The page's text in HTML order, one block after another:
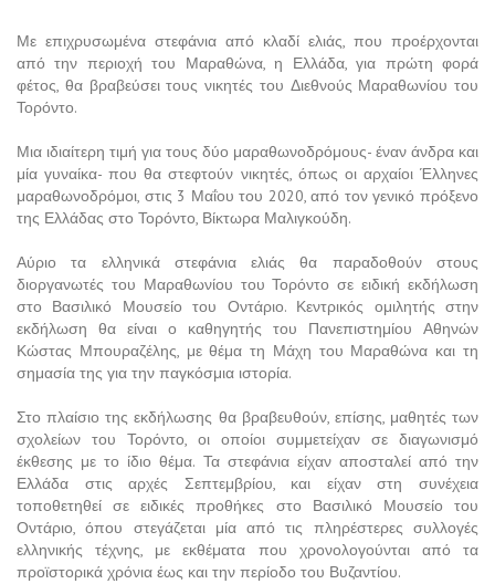
Με επιχρυσωμένα στεφάνια από κλαδί ελιάς, που προέρχονται
από την περιοχή του Μαραθώνα, η Ελλάδα, για πρώτη φορά
φέτος, θα βραβεύσει τους νικητές του Διεθνούς Μαραθωνίου του
Τορόντο.
Μια ιδιαίτερη τιμή για τους δύο μαραθωνοδρόμους- έναν άνδρα και
μία γυναίκα- που θα στεφτούν νικητές, όπως οι αρχαίοι Έλληνες
μαραθωνοδρόμοι, στις 3 Μαΐου του 2020, από τον γενικό πρόξενο
της Ελλάδας στο Τορόντο, Βίκτωρα Μαλιγκούδη.
Αύριο τα ελληνικά στεφάνια ελιάς θα παραδοθούν στους
διοργανωτές του Μαραθωνίου του Τορόντο σε ειδική εκδήλωση
στο Βασιλικό Μουσείο του Οντάριο. Κεντρικός ομιλητής στην
εκδήλωση θα είναι ο καθηγητής του Πανεπιστημίου Αθηνών
Κώστας Μπουραζέλης, με θέμα τη Μάχη του Μαραθώνα και τη
σημασία της για την παγκόσμια ιστορία.
Στο πλαίσιο της εκδήλωσης θα βραβευθούν, επίσης, μαθητές των
σχολείων του Τορόντο, οι οποίοι συμμετείχαν σε διαγωνισμό
έκθεσης με το ίδιο θέμα. Τα στεφάνια είχαν αποσταλεί από την
Ελλάδα στις αρχές Σεπτεμβρίου, και είχαν στη συνέχεια
τοποθετηθεί σε ειδικές προθήκες στο Βασιλικό Μουσείο του
Οντάριο, όπου στεγάζεται μία από τις πληρέστερες συλλογές
ελληνικής τέχνης, με εκθέματα που χρονολογούνται από τα
προϊστορικά χρόνια έως και την περίοδο του Βυζαντίου.